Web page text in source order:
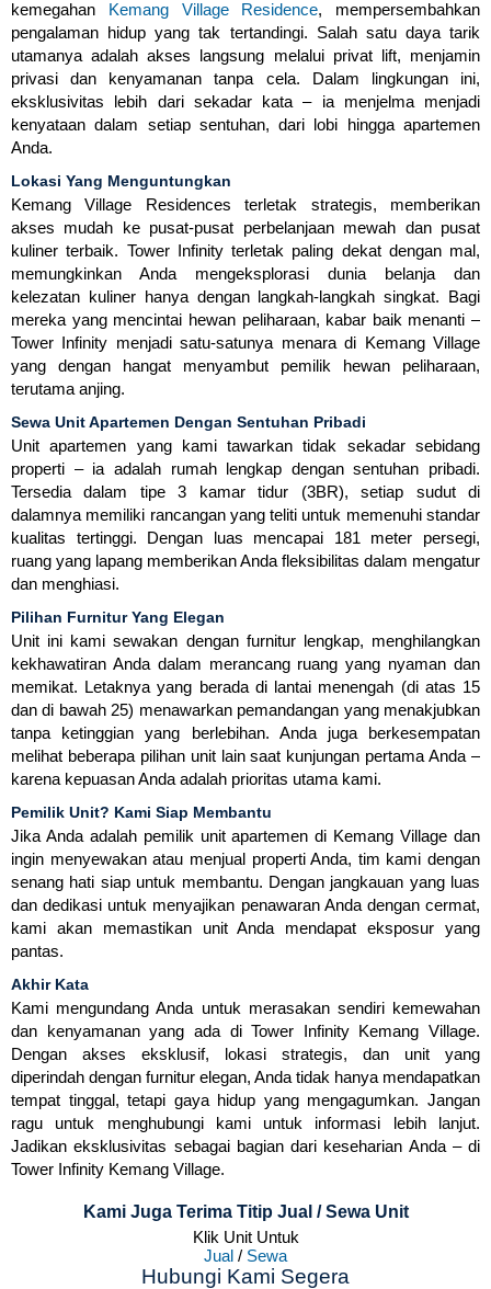
kemegahan Kemang Village Residence, mempersembahkan
pengalaman hidup yang tak tertandingi. Salah satu daya tarik
utamanya adalah akses langsung melalui privat lift, menjamin
privasi dan kenyamanan tanpa cela. Dalam lingkungan ini,
eksklusivitas lebih dari sekadar kata – ia menjelma menjadi
kenyataan dalam setiap sentuhan, dari lobi hingga apartemen
Anda.
Lokasi Yang Menguntungkan
Kemang Village Residences terletak strategis, memberikan
akses mudah ke pusat-pusat perbelanjaan mewah dan pusat
kuliner terbaik. Tower Infinity terletak paling dekat dengan mal,
memungkinkan Anda mengeksplorasi dunia belanja dan
kelezatan kuliner hanya dengan langkah-langkah singkat. Bagi
mereka yang mencintai hewan peliharaan, kabar baik menanti –
Tower Infinity menjadi satu-satunya menara di Kemang Village
yang dengan hangat menyambut pemilik hewan peliharaan,
terutama anjing.
Sewa Unit Apartemen Dengan Sentuhan Pribadi
Unit apartemen yang kami tawarkan tidak sekadar sebidang
properti – ia adalah rumah lengkap dengan sentuhan pribadi.
Tersedia dalam tipe 3 kamar tidur (3BR), setiap sudut di
dalamnya memiliki rancangan yang teliti untuk memenuhi standar
kualitas tertinggi. Dengan luas mencapai 181 meter persegi,
ruang yang lapang memberikan Anda fleksibilitas dalam mengatur
dan menghiasi.
Pilihan Furnitur Yang Elegan
Unit ini kami sewakan dengan furnitur lengkap, menghilangkan
kekhawatiran Anda dalam merancang ruang yang nyaman dan
memikat. Letaknya yang berada di lantai menengah (di atas 15
dan di bawah 25) menawarkan pemandangan yang menakjubkan
tanpa ketinggian yang berlebihan. Anda juga berkesempatan
melihat beberapa pilihan unit lain saat kunjungan pertama Anda –
karena kepuasan Anda adalah prioritas utama kami.
Pemilik Unit? Kami Siap Membantu
Jika Anda adalah pemilik unit apartemen di Kemang Village dan
ingin menyewakan atau menjual properti Anda, tim kami dengan
senang hati siap untuk membantu. Dengan jangkauan yang luas
dan dedikasi untuk menyajikan penawaran Anda dengan cermat,
kami akan memastikan unit Anda mendapat eksposur yang
pantas.
Akhir Kata
Kami mengundang Anda untuk merasakan sendiri kemewahan
dan kenyamanan yang ada di Tower Infinity Kemang Village.
Dengan akses eksklusif, lokasi strategis, dan unit yang
diperindah dengan furnitur elegan, Anda tidak hanya mendapatkan
tempat tinggal, tetapi gaya hidup yang mengagumkan. Jangan
ragu untuk menghubungi kami untuk informasi lebih lanjut.
Jadikan eksklusivitas sebagai bagian dari keseharian Anda – di
Tower Infinity Kemang Village.
Kami Juga Terima Titip Jual / Sewa Unit
Klik Unit Untuk
Jual / Sewa
Hubungi Kami Segera